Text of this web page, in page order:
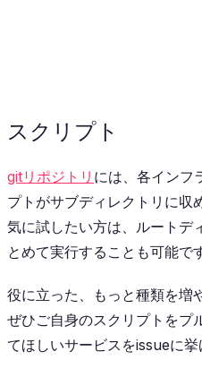
スクリプト
gitリポジトリ には、各インフ
プトがサブディレクトリに収
気に試したい方は、ルートデ
とめて実行することも可能で
役に立った、もっと種類を増
ぜひご自身のスクリプトをプ
てほしいサービスをissueに挙